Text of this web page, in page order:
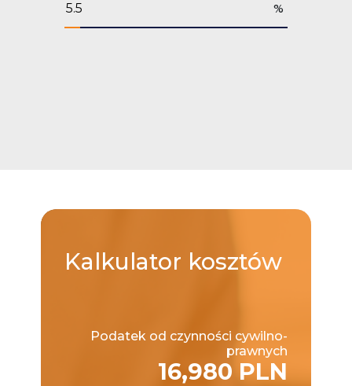
%
Kalkulator kosztów
Podatek od czynności cywilno-
prawnych
16,980 PLN